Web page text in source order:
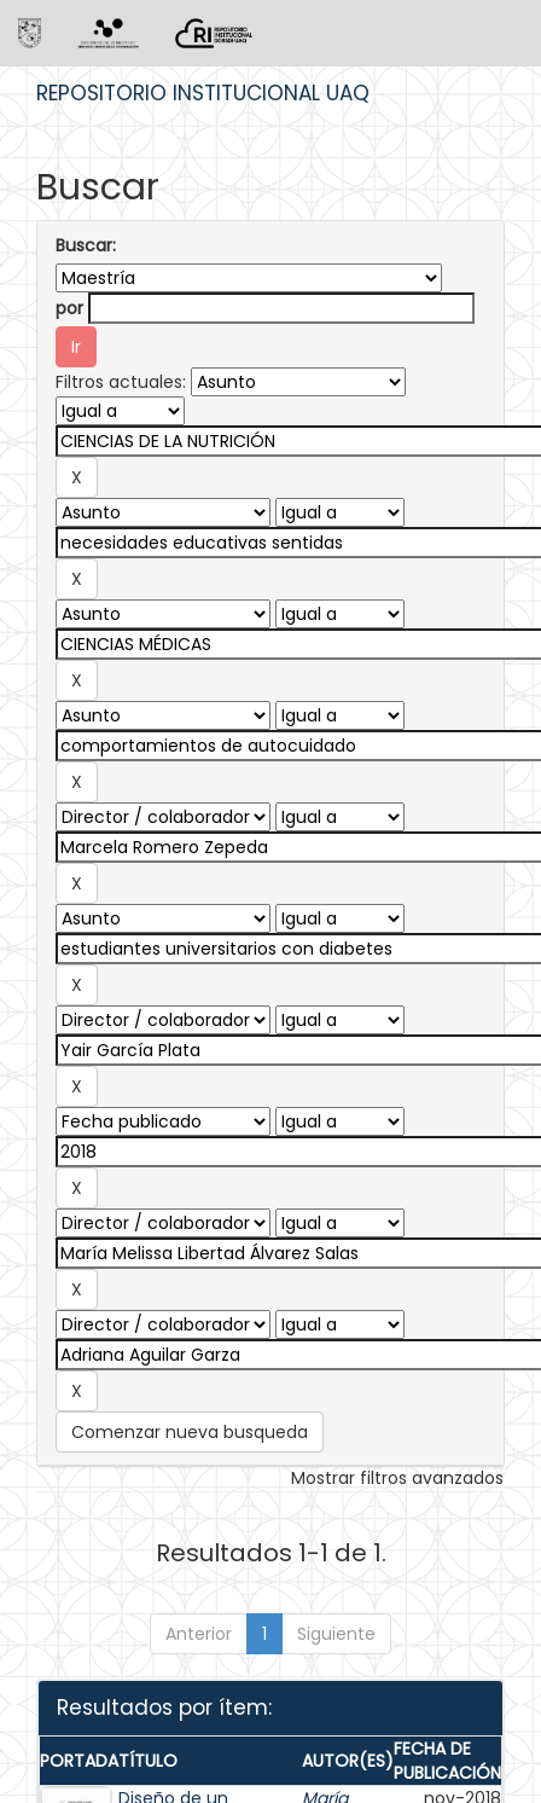
REPOSITORIO INSTITUCIONAL UAQ
Buscar
Buscar:
por
Filtros actuales:
Comenzar nueva busqueda
Mostrar filtros avanzados
Resultados 1-1 de 1.
Anterior 1 Siguiente
Resultados por ítem:
PORTADATÍTULO AUTOR(ES)FECHA DE
PUBLICACIÓN
Diseño de un
María
nov-2018